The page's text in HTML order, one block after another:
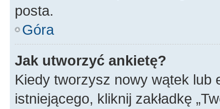
posta.
Góra
Jak utworzyć ankietę?
Kiedy tworzysz nowy wątek lub
istniejącego, kliknij zakładkę